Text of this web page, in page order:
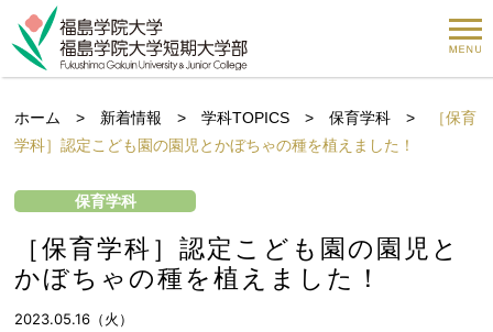
ホーム > 新着情報 >学科TOPICS >保育学科 >
［保育
学科］認定こども園の園児とかぼちゃの種を植えました！
保育学科
［保育学科］認定こども園の園児と
かぼちゃの種を植えました！
2023.05.16（火）